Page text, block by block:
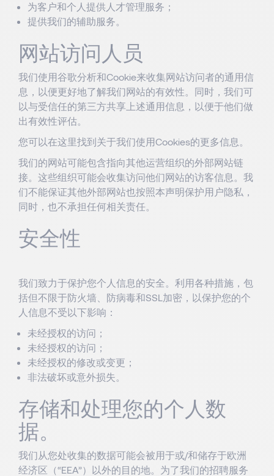
为客户和个人提供人才管理服务；
提供我们的辅助服务。
网站访问人员
我们使用谷歌分析和Cookie来收集网站访问者的通用信
息，以便更好地了解我们网站的有效性。同时，我们可
以与受信任的第三方共享上述通用信息，以便于他们做
出有效性评估。
您可以在这里找到关于我们使用Cookies的更多信息。
我们的网站可能包含指向其他运营组织的外部网站链
接。这些组织可能会收集访问他们网站的访客信息。我
们不能保证其他外部网站也按照本声明保护用户隐私，
同时，也不承担任何相关责任。
安全性
我们致力于保护您个人信息的安全。利用各种措施，包
括但不限于防火墙、防病毒和SSL加密，以保护您的个
人信息不受以下影响：
未经授权的访问；
未经授权的访问；
未经授权的修改或变更；
非法破坏或意外损失。
存储和处理您的个人数
据。
我们从您处收集的数据可能会被用于或/和储存于欧洲
经济区（“EEA”）以外的目的地。为了我们的招聘服务